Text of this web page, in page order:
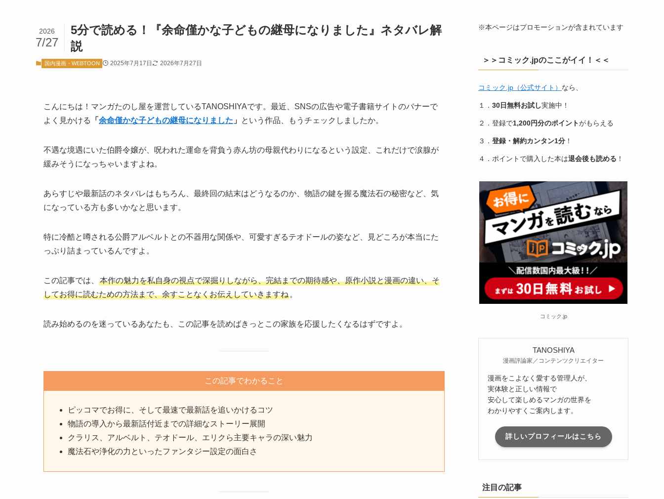
5分で読める！『余命僅かな子どもの継母になりました』ネタバレ解
説
2026
7/27
国内漫画・WEBTOON 2025年7月17日 2026年7月27日
こんにちは！マンガたのし屋を運営しているTANOSHIYAです。最近、SNSの広告や電子書籍サイトのバナーで
よく見かける
「 余命僅かな子どもの継母になりました 」 という作品、もうチェックしましたか。
不遇な境遇にいた伯爵令嬢が、呪われた運命を背負う赤ん坊の母親代わりになるという設定、これだけで涙腺が
緩みそうになっちゃいますよね。
あらすじや最新話のネタバレはもちろん、最終回の結末はどうなるのか、物語の鍵を握る魔法石の秘密など、気
になっている方も多いかなと思います。
特に冷酷と噂される公爵アルベルトとの不器用な関係や、可愛すぎるテオドールの姿など、見どころが本当にた
っぷり詰まっているんですよ。
この記事では、
本作の魅力を私自身の視点で深掘りしながら、完結までの期待感や、原作小説と漫画の違い、そ
してお得に読むための方法まで、余すことなくお伝えしていきますね 。
読み始めるのを迷っているあなたも、この記事を読めばきっとこの家族を応援したくなるはずですよ。
この記事でわかること
ピッコマでお得に、そして最速で最新話を追いかけるコツ
物語の導入から最新話付近までの詳細なストーリー展開
クラリス、アルベルト、テオドール、エリクら主要キャラの深い魅力
魔法石や浄化の力といったファンタジー設定の面白さ
※本ページはプロモーションが含まれています
＞＞コミック.jpのここがイイ！＜＜
コミック.jp（公式サイト） なら、
１． 30日無料お試し実施中！
２．登録で1,200円分のポイントがもらえる
３． 登録・解約カンタン1分 ！
４．ポイントで購入した本は退会後も読める ！
コミック.jp
TANOSHIYA
漫画評論家／コンテンツクリエイター
漫画をこよなく愛する管理人が、
実体験と正しい情報で
安心して楽しめるマンガの世界を
わかりやすくご案内します。
詳しいプロフィールはこちら
注目の記事